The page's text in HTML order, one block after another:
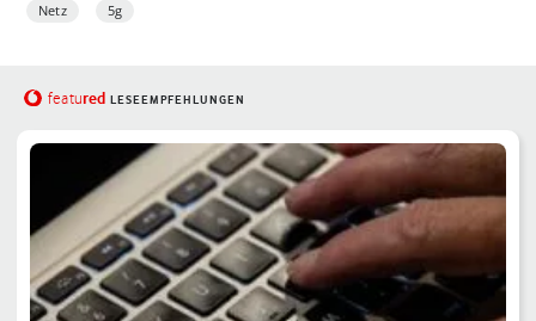
Netz 5g
featured LESEEMPFEHLUNGEN